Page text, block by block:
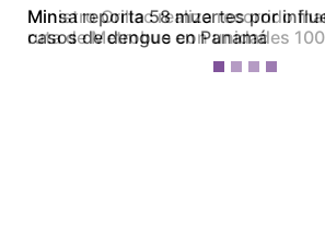
Ministro Orillac realiza recorrido
ruta de Metrobus con unidades